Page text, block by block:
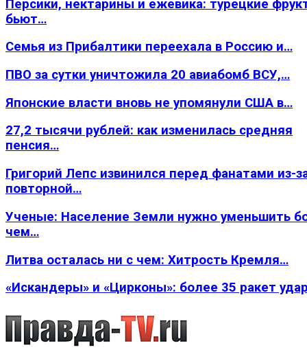
Персики, нектарины и ежевика: турецкие
бьют…
Семья из Прибалтики переехала в Россию и…
ПВО за сутки уничтожила 20 авиабомб ВСУ,…
Японские власти вновь не упомянули США в…
27,2 тысячи рублей: как изменилась средняя
пенсия…
Григорий Лепс извинился перед фанатами из-
повторной…
Ученые: Население Земли нужно уменьшить
чем…
Литва осталась ни с чем: Хитрость Кремля…
«Искандеры» и «Цирконы»: более 35 ракет